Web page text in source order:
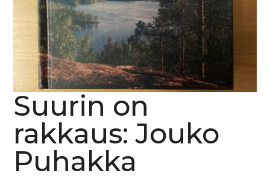
Suurin on
rakkaus: Jouko
Puhakka